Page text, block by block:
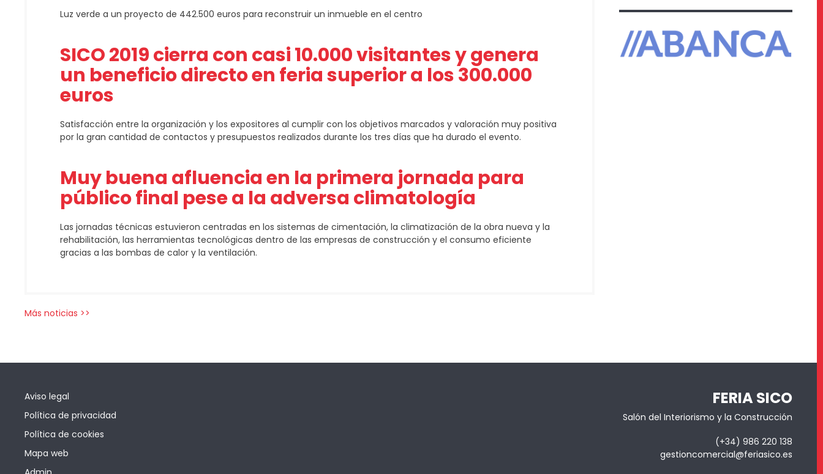
Luz verde a un proyecto de 442.500 euros para reconstruir un inmueble en el centro
SICO 2019 cierra con casi 10.000 visitantes y genera
un beneficio directo en feria superior a los 300.000
euros
Satisfacción entre la organización y los expositores al cumplir con los objetivos marcados y valoración muy positiva
por la gran cantidad de contactos y presupuestos realizados durante los tres días que ha durado el evento.
Muy buena afluencia en la primera jornada para
público final pese a la adversa climatología
Las jornadas técnicas estuvieron centradas en los sistemas de cimentación, la climatización de la obra nueva y la
rehabilitación, las herramientas tecnológicas dentro de las empresas de construcción y el consumo eficiente
gracias a las bombas de calor y la ventilación.
Más noticias >>
Aviso legal
Política de privacidad
Política de cookies
Mapa web
FERIA SICO
Salón del Interiorismo y la Construcción
(+34) 986 220 138
gestioncomercial@feriasico.es